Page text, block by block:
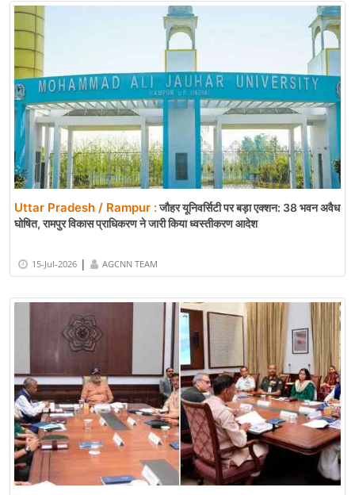
Uttar Pradesh / Rampur :जौहर यूनिवर्सिटी पर बड़ा एक्शन: 38 भवन अवैध
घोषित, रामपुर विकास प्राधिकरण ने जारी किया ध्वस्तीकरण आदेश
15-Jul-2026 | AGCNN TEAM